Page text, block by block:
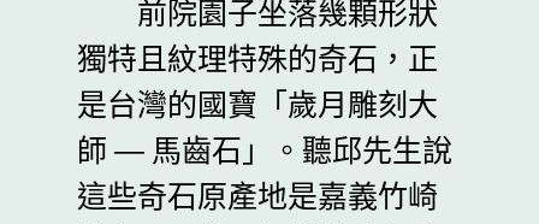
前院園子坐落幾顆形狀
獨特且紋理特殊的奇石，正
是台灣的國寶「歲月雕刻大
師 ― 馬齒石」。聽邱先生說
這些奇石原產地是嘉義竹崎